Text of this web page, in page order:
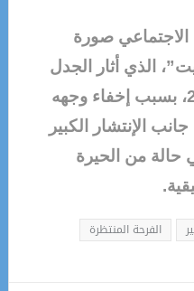
الاجتماعي صورة
الذي أثار الجدل
منذ ظهوره الأول عام 2023، بسبب إخفاء وجهه
الإنتشار الكبير
حالة من الحيرة
الفرحة المنتظرة